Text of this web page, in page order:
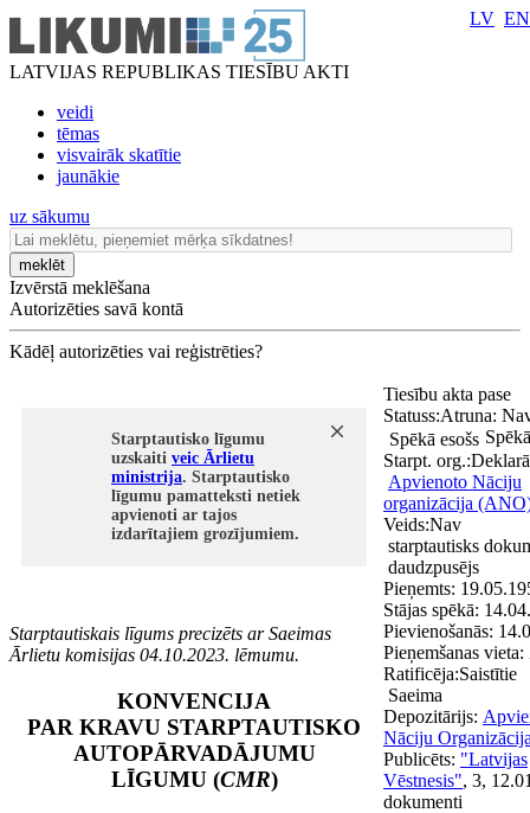
LATVIJAS REPUBLIKAS TIESĪBU AKTI
veidi
tēmas
visvairāk skatītie
jaunākie
LV EN
uz sākumu
meklēt
Izvērstā meklēšana
Autorizēties savā kontā
Kādēļ autorizēties vai reģistrēties?
Starptautisko līgumu
uzskaiti veic Ārlietu
ministrija. Starptautisko
līgumu pamatteksti netiek
apvienoti ar tajos
izdarītajiem grozījumiem.
Starptautiskais līgums precizēts ar Saeimas
Ārlietu komisijas 04.10.2023. lēmumu.
KONVENCIJA
PAR KRAVU STARPTAUTISKO
AUTOPĀRVADĀJUMU
LĪGUMU (CMR)
Tiesību akta pase
Statuss:
Spēkā esošs
Starpt. org.:
Apvienoto Nāciju
organizācija
Veids:
starptautisks
daudzpusējs
Pieņemts:
Stājas spēkā:
Pievienošanās:
Pieņemšanas vieta:
Ratificēja:
Saeima
Atruna:
Nav
Depozitārijs:
Nāciju
Publicēts: "Latvijas
Vēstnesis", 3,
Saistītie
dokumenti